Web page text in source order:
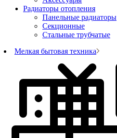
Радиаторы отопления
Панельные радиаторы
Секционные
Стальные трубчатые
Мелкая бытовая техника